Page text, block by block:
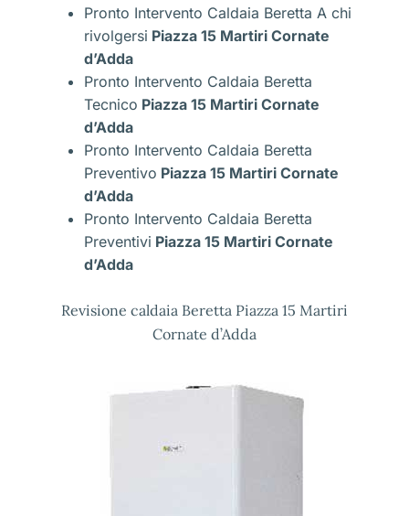
Pronto Intervento Caldaia Beretta A chi
rivolgersi Piazza 15 Martiri Cornate
d’Adda
Pronto Intervento Caldaia Beretta
Tecnico Piazza 15 Martiri Cornate
d’Adda
Pronto Intervento Caldaia Beretta
Preventivo Piazza 15 Martiri Cornate
d’Adda
Pronto Intervento Caldaia Beretta
Preventivi Piazza 15 Martiri Cornate
d’Adda
Revisione caldaia Beretta Piazza 15 Martiri
Cornate d’Adda